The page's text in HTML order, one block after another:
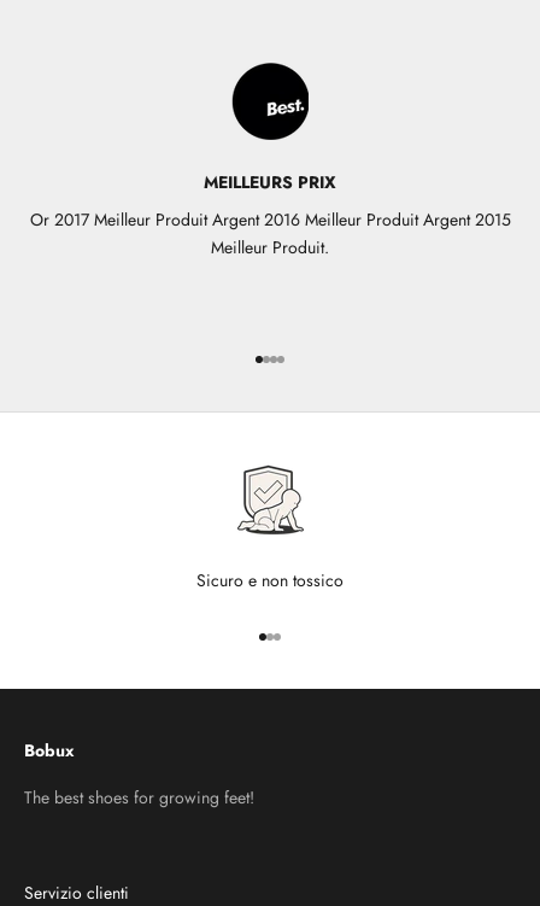
MEILLEURS PRIX
Or 2017 Meilleur Produit Argent 2016 Meilleur Produit Argent 2015
Meilleur Produit.
Vai all'articolo 1
Vai all'articolo 2
Vai all'articolo 3
Vai all'articolo 4
Sicuro e non tossico
Vai all'articolo 1
Vai all'articolo 2
Vai all'articolo 3
Bobux
The best shoes for growing feet!
Servizio clienti